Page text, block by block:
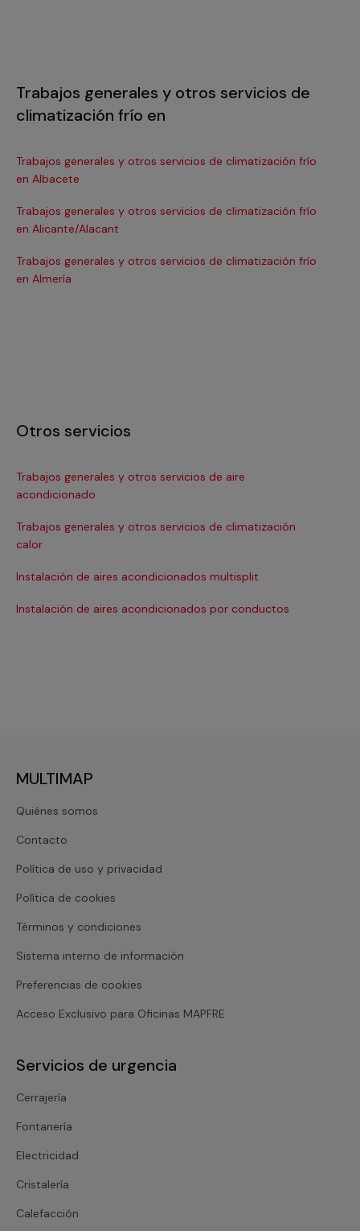
Trabajos generales y otros servicios de
climatización frío en
Trabajos generales y otros servicios de climatización frío
en Albacete
Trabajos generales y otros servicios de climatización frío
en Alicante/Alacant
Trabajos generales y otros servicios de climatización frío
en Almería
Otros servicios
Trabajos generales y otros servicios de aire
acondicionado
Trabajos generales y otros servicios de climatización
calor
Instalación de aires acondicionados multisplit
Instalación de aires acondicionados por conductos
MULTIMAP
Quiénes somos
Contacto
Política de uso y privacidad
Política de cookies
Términos y condiciones
Sistema interno de información
Preferencias de cookies
Acceso Exclusivo para Oficinas MAPFRE
Servicios de urgencia
Cerrajería
Fontanería
Electricidad
Cristalería
Calefacción